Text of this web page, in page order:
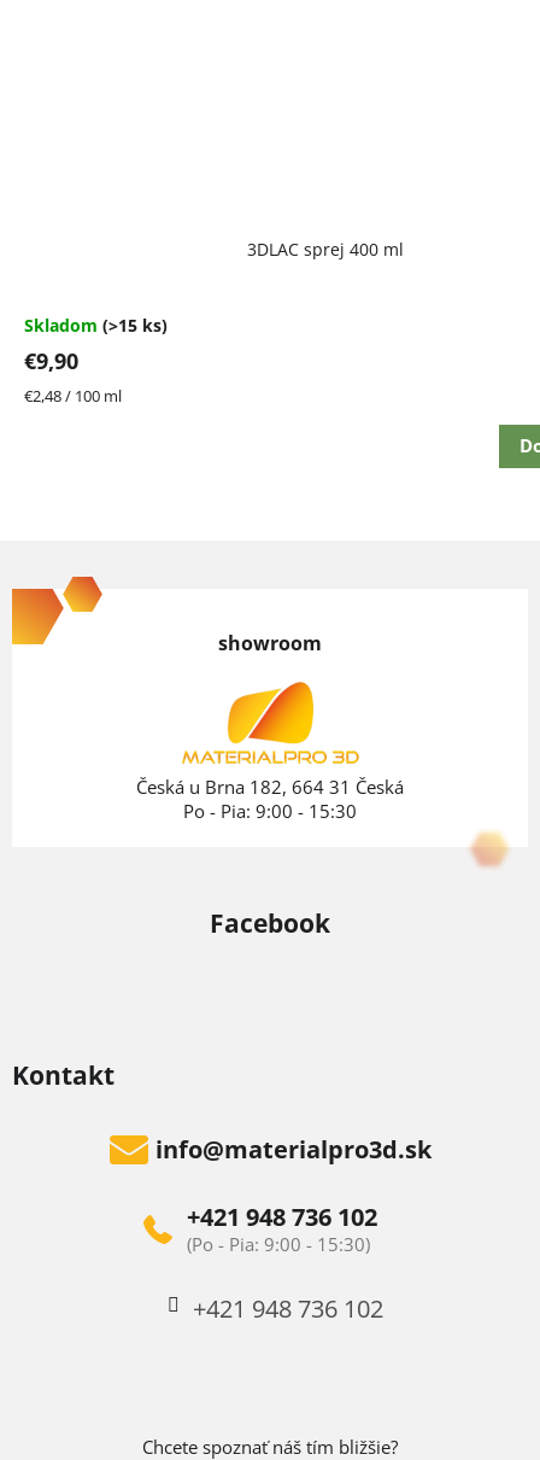
3DLAC sprej 400 ml
4,7
5
hviezdičiek.
Skladom (>15 ks)
€9,90
Jednotková
€2,48 / 100 ml
á
p
Kontakt
info@materialpro3d.sk
+421 948 736 102
+421 948 736 102
Chcete spoznať náš tím bližšie?
showroom
Česká u Brna 182, 664 31 Česká
Po - Pia: 9:00 - 15:30
Facebook